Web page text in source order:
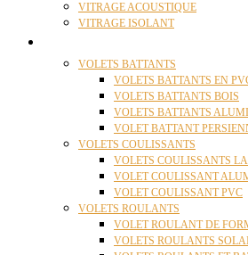
VITRAGE ACOUSTIQUE
VITRAGE ISOLANT
VOLETS BATTANTS
VOLETS BATTANTS EN
VOLETS BATTANTS BOIS
VOLETS BATTANTS
VOLET BATTANT
VOLETS COULISSANTS
VOLETS COULISSANTS
VOLET COULISSANT
VOLET COULISSANT PVC
VOLETS ROULANTS
VOLET ROULANT DE
VOLETS ROULANTS